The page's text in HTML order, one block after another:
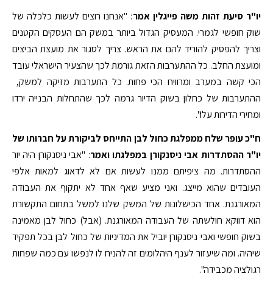
יו"ר סיעת זהות משה פייגלין אמר: "אנחנו רוצים לעשות כלכלה של
שוק חופשי לגמרי. המעסיק הגדול ביותר במשק הם העסקים הקטנים
וצריך להפסיק להוריד להם את הראש. צריך לסגור את מועצת הביצים
ומועצת החלב. כל ההתערבות הזאת גורמת לכך שהצעיר הישראלי עובד
הכי קשה במערב ומרוויח הכי פחות. כל התערבות מזיקה למשק,
ההתערבות של כחלון בשוק הדיור גרמה לכך שהתחלות הבנייה ירדו
ומחירי הדירות עלו".
ח"כ עופר שלח ממפלגת כחול לבן התייחס לביקורת על חברותו של
יו"ר ההסתדרות אבי ניסנקורן במפלגתו ואמר: "אבי ניסנקורן היה יור
ההסתדרות. מה ציפיתם ממנו לעשות אם לא לדאוג למאות אלפי
העובדים שהוא מייצג. ואני מציע שאף אחד לא יתקוף את העבודה
המאורגנת. אחד הכישלונות של המשק שלנו למשל בתחום התקשורת
הוא דווקא חולשתה של העבודה המאורגנת. (אבל) כחול לבן מאמינה
בשוק חופשי ואבי ניסנקורן יוביל את המדיניות של כחול לבן בכל תפקיד
שיהיה. ומה שיעזור לענף היהלומים זה להניח לו לנפשו עם כמה שפחות
רגולציה מכבידה".